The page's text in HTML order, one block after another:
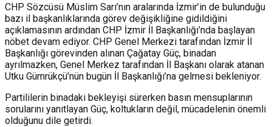
CHP Sözcüsü Müslim Sarı’nın aralarında İzmir’in de bulunduğu
bazı il başkanlıklarında görev değişikliğine gidildiğini
açıklamasının ardından CHP İzmir İl Başkanlığı’nda başlayan
nöbet devam ediyor. CHP Genel Merkezi tarafından İzmir İl
Başkanlığı görevinden alınan Çağatay Güç, binadan
ayrılmazken, Genel Merkez tarafından İl Başkanı olarak atanan
Utku Gümrükçü’nün bugün İl Başkanlığı’na gelmesi bekleniyor.
Partililerin binadaki bekleyişi sürerken basın mensuplarının
sorularını yanıtlayan Güç, koltukların değil, mücadelenin önemli
olduğunu dile getirdi.